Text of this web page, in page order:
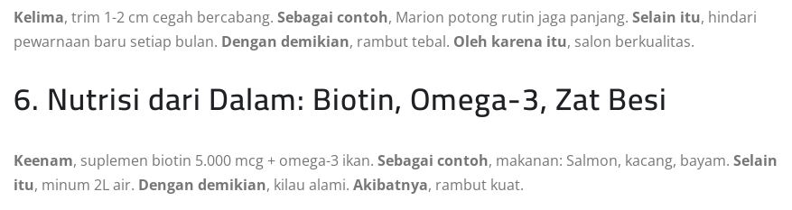
Kelima, trim 1-2 cm cegah bercabang. Sebagai contoh, Marion potong rutin jaga panjang. Selain itu, hindari
pewarnaan baru setiap bulan. Dengan demikian, rambut tebal. Oleh karena itu, salon berkualitas.
6. Nutrisi dari Dalam: Biotin, Omega-3, Zat Besi
Keenam, suplemen biotin 5.000 mcg + omega-3 ikan. Sebagai contoh, makanan: Salmon, kacang, bayam. Selain
itu, minum 2L air. Dengan demikian, kilau alami. Akibatnya, rambut kuat.